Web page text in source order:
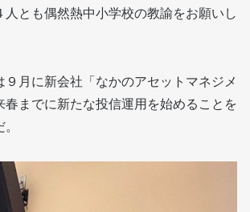
人とも偶然熱中小学校の教諭をお願いし
月に新会社「なかのアセットマネジメ
春までに新たな投信運用を始めることを